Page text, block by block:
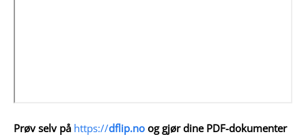
Prøv selv på https://dflip.no og gjør dine PDF-dokumenter